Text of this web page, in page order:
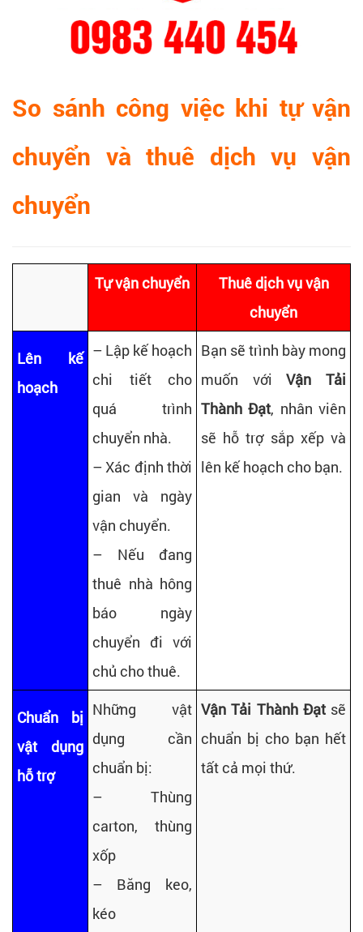
So sánh công việc khi tự vận
chuyển và thuê dịch vụ vận
chuyển
Tự vận chuyển
Thuê dịch vụ vận
chuyển
Lên kế
hoạch
– Lập kế hoạch
chi tiết cho
quá trình
chuyển nhà.
– Xác định thời
gian và ngày
vận chuyển.
– Nếu đang
thuê nhà hông
báo ngày
chuyển đi với
chủ cho thuê.
Bạn sẽ trình bày mong
muốn vớiVận Tải
Thành Đạt, nhân viên
sẽ hỗ trợ sắp xếp và
lên kế hoạch cho bạn.
Chuẩn bị
vật dụng
hỗ trợ
Những vật
dụng cần
chuẩn bị:
– Thùng
carton, thùng
xốp
– Băng keo,
kéo
Vận Tải Thành Đạtsẽ
chuẩn bị cho bạn hết
tất cả mọi thứ.